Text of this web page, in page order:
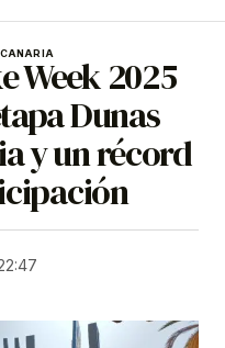
Week 2025
Dunas
y un récord